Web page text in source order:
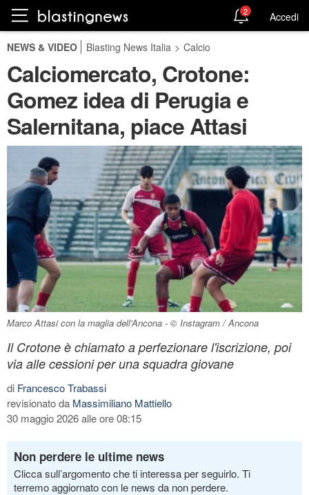
2 Accedi
NEWS & VIDEO Blasting News Italia > Calcio
Calciomercato, Crotone:
Gomez idea di Perugia e
Salernitana, piace Attasi
Marco Attasi con la maglia dell'Ancona - © Instagram / Ancona
Il Crotone è chiamato a perfezionare l'iscrizione, poi
via alle cessioni per una squadra giovane
di Francesco Trabassi
revisionato da Massimiliano Mattiello
30 maggio 2026 alle ore 08:15
Non perdere le ultime news
Clicca sull’argomento che ti interessa per seguirlo. Ti
terremo aggiornato con le news da non perdere.